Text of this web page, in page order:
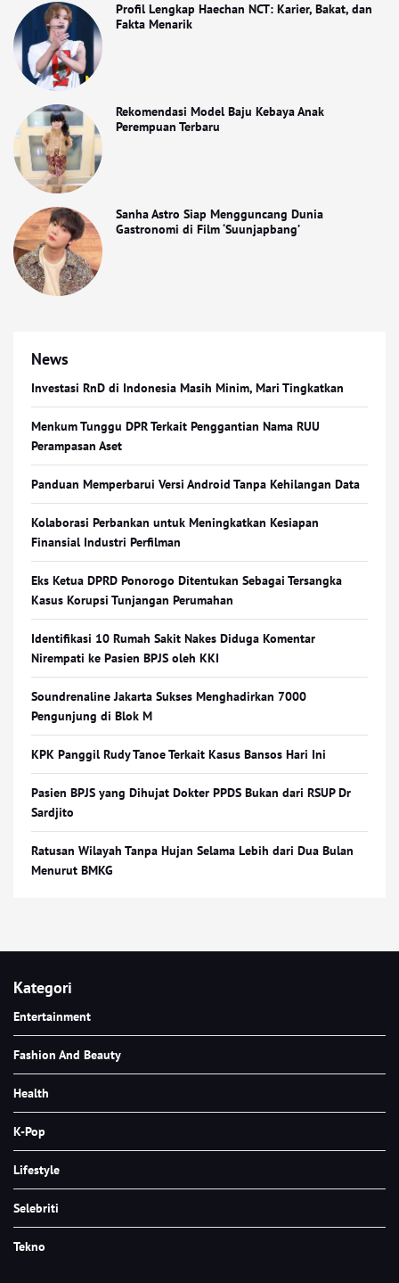
Profil Lengkap Haechan NCT: Karier, Bakat, dan
Fakta Menarik
Rekomendasi Model Baju Kebaya Anak
Perempuan Terbaru
Sanha Astro Siap Mengguncang Dunia
Gastronomi di Film ‘Suunjapbang’
News
Investasi RnD di Indonesia Masih Minim, Mari Tingkatkan
Menkum Tunggu DPR Terkait Penggantian Nama RUU
Perampasan Aset
Panduan Memperbarui Versi Android Tanpa Kehilangan Data
Kolaborasi Perbankan untuk Meningkatkan Kesiapan
Finansial Industri Perfilman
Eks Ketua DPRD Ponorogo Ditentukan Sebagai Tersangka
Kasus Korupsi Tunjangan Perumahan
Identifikasi 10 Rumah Sakit Nakes Diduga Komentar
Nirempati ke Pasien BPJS oleh KKI
Soundrenaline Jakarta Sukses Menghadirkan 7000
Pengunjung di Blok M
KPK Panggil Rudy Tanoe Terkait Kasus Bansos Hari Ini
Pasien BPJS yang Dihujat Dokter PPDS Bukan dari RSUP Dr
Sardjito
Ratusan Wilayah Tanpa Hujan Selama Lebih dari Dua Bulan
Menurut BMKG
Kategori
Entertainment
Fashion And Beauty
Health
K-Pop
Lifestyle
Selebriti
Tekno